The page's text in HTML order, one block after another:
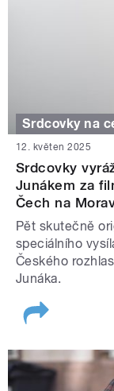
Srdcovky na
12. květen 2025
Srdcovky
Junákem za
Čech na
Pět skutečně
speciálního
Českého
Junáka.